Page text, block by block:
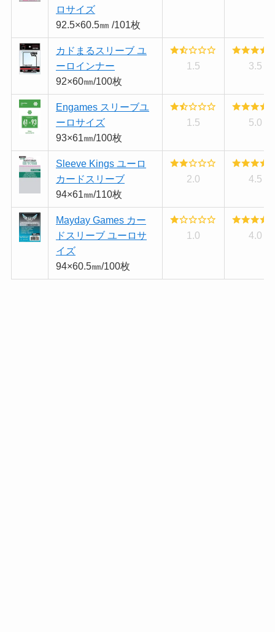
ロサイズ
92.5×60.5㎜ /101枚
カドまるスリーブ ユ
ーロインナー
92×60㎜/100枚
1.5 3.5
Engames スリーブユ
ーロサイズ
93×61㎜/100枚
1.5 5.0
Sleeve Kings ユーロ
カードスリーブ
94×61㎜/110枚
2.0 4.5
Mayday Games カー
ドスリーブ ユーロサ
イズ
94×60.5㎜/100枚
1.0 4.0